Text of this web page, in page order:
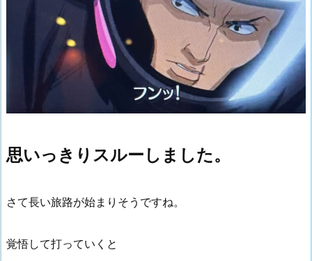
思いっきりスルーしました。
さて長い旅路が始まりそうですね。
覚悟して打っていくと